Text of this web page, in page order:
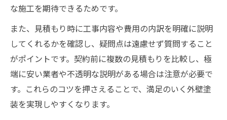
る理由
な施工を期待できるためです。
また、見積もり時に工事内容や費用の内訳を明確に説明
してくれるかを確認し、疑問点は遠慮せず質問すること
がポイントです。契約前に複数の見積もりを比較し、極
端に安い業者や不透明な説明がある場合は注意が必要で
す。これらのコツを押さえることで、満足のいく外壁塗
装を実現しやすくなります。